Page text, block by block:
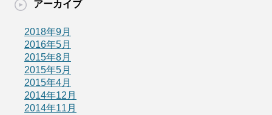
アーカイブ
2018年9月
2016年5月
2015年8月
2015年5月
2015年4月
2014年12月
2014年11月